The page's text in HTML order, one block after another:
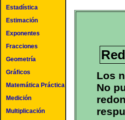
Estadística
Estimación
Exponentes
Fracciones
Geometría
Gráficos
Matemática Práctica
Medición
Multiplicación
Los
No